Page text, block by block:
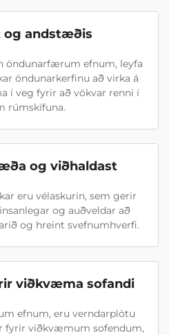
og andstæðis
öndunarfærum efnum, leyfa
öndunarkerfinu að virka á
í veg fyrir að vökvar renni í
rúmskífuna.
og viðhaldast
eru vélaskurin, sem gerir
og auðveldar að
og hreint svefnumhverfi.
viðkvæma sofandi
efnum, eru verndarplötu
fyrir viðkvæmum sofendum,